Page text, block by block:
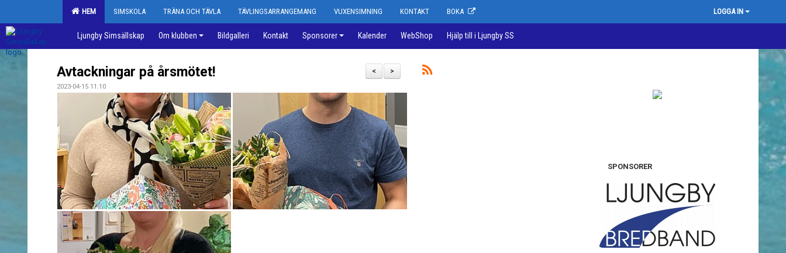
HEM SIMSKOLA TRÄNA OCH TÄVLA TÄVLINGSARRANGEMANG VUXENSIMNING KONTAKT BOKA LOGGA IN
Ljungby Simsällskap Om klubben Bildgalleri Kontakt Sponsorer Kalender WebShop Hjälp till i Ljungby SS
>
<
Avtackningar på årsmötet!
2023-04-15 11:10
SPONSORER